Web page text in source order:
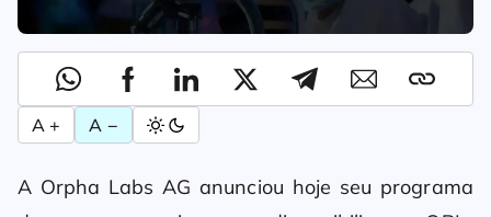
A + A −
A Orpha Labs AG anunciou hoje seu programa